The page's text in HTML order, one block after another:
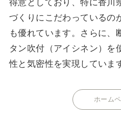
得意としており、特に香川
づくりにこだわっているの
も優れています。さらに、
タン吹付（アイシネン）を
性と気密性を実現していま
ホーム